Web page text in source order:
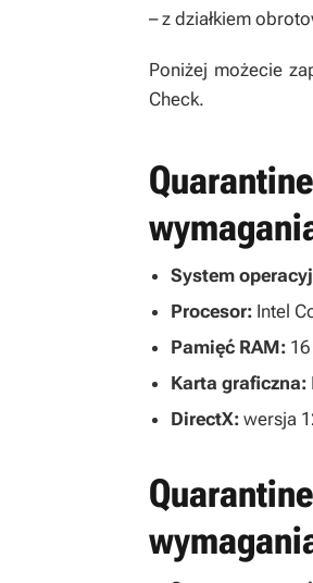
– z działkiem
Poniżej możecie
Check.
System
Procesor: Intel
Pamięć RAM:
Karta graficzna:
DirectX: wersja